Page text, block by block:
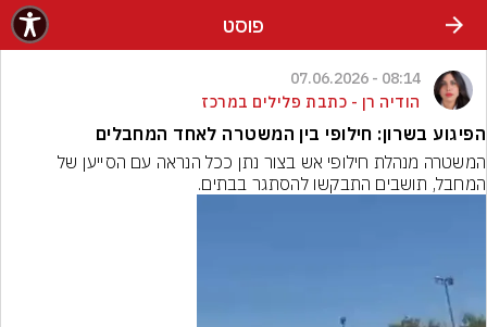
פוסט
08:14 - 07.06.2026
הודיה רן - כתבת פלילים במרכז
הפיגוע בשרון: חילופי בין המשטרה לאחד המחבלים
המשטרה מנהלת חילופי אש בצור נתן ככל הנראה עם הסייען של
המחבל, תושבים התבקשו להסתגר בבתים.